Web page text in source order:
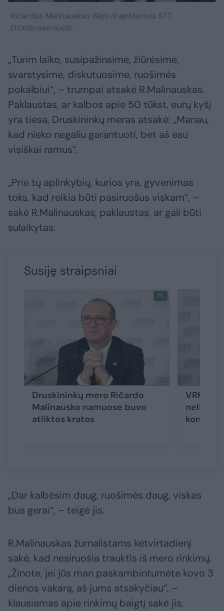
Ričardas Malinauskas išėjo iš apklausos STT.
D.Umbraso nuotr.
„Turim laiko, susipažinsime, žiūrėsime,
svarstysime, diskutuosime, ruošimės
pokalbiui“, – trumpai atsakė R.Malinauskas.
Paklaustas, ar kalbos apie 50 tūkst. eurų kyšį
yra tiesa, Druskininkų meras atsakė: „Manau,
kad nieko negaliu garantuoti, bet aš esu
visiškai ramus“.
„Prie tų aplinkybių, kurios yra, gyvenimas
toks, kad reikia būti pasiruošus viskam“, –
sakė R.Malinauskas, paklaustas, ar gali būti
sulaikytas.
Susiję straipsniai
Druskininkų mero Ričardo
Malinausko namuose buvo
atliktos kratos
VRK
„Dar kalbėsim daug, ruošimės daug, viskas
bus gerai“, – teigė jis.
R.Malinauskas žurnalistams ketvirtadienį
sakė, kad nesiruošia trauktis iš mero rinkimų.
„Žinote, jei jūs man paskambintumėte kovo 3
dienos vakarą, aš jums atsakyčiau“, –
klausiamas apie rinkimų baigtį sakė jis,